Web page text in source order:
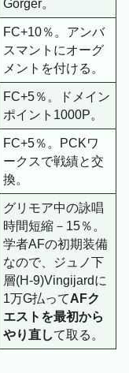
FC+10％。アンバ
スマントにオーグ
メントを付ける。
FC+5％。ドメイン
ポイント1000P。
FC+5％。PCKワ
ークスで戦績と交
換。
グリモア中の詠唱
時間短縮－15％。
学者AFの初期装備
なので、ジュノ下
層(H-9)Vingijardに
1万G払ってAFク
エストを最初から
やり直して取る。